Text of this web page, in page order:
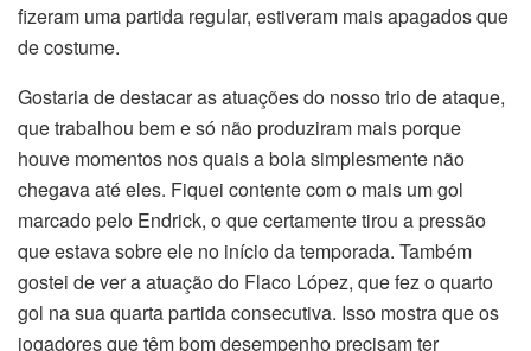
fizeram uma partida regular, estiveram mais apagados que
de costume.
Gostaria de destacar as atuações do nosso trio de ataque,
que trabalhou bem e só não produziram mais porque
houve momentos nos quais a bola simplesmente não
chegava até eles. Fiquei contente com o mais um gol
marcado pelo Endrick, o que certamente tirou a pressão
que estava sobre ele no início da temporada. Também
gostei de ver a atuação do Flaco López, que fez o quarto
gol na sua quarta partida consecutiva. Isso mostra que os
jogadores que têm bom desempenho precisam ter